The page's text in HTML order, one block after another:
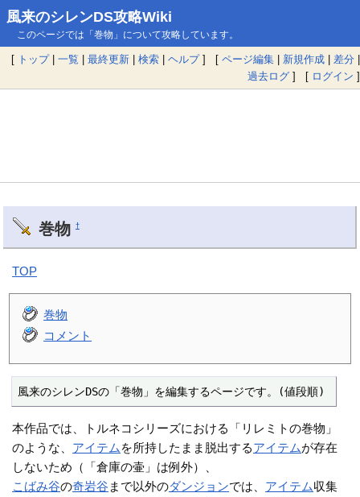
風来のシレンDS攻略Wiki
このページでは「巻物」について攻略しています。
[ トップ| 一覧 | 最終更新 | 検索 | ヘルプ] [ ページ編集 | 新規作成 | 差分 |
過去ログ ] [ ログイン ]
巻物 †
TOP
巻物
コメント
風来のシレンDSの「巻物」を編集するページです。(値段順)
本作品では、トルネコシリーズにおける「リレミトの巻物」
のような、 アイテムを所持したまま脱出するアイテムが存在
しないため（「倉庫の壷」は例外）、
こばみ谷の奇岩谷 まで以外のダンジョンでは、 アイテム収集